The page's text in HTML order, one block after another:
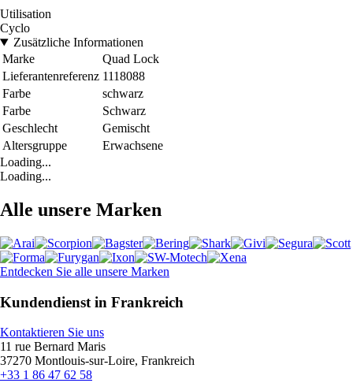
Utilisation
Cyclo
Zusätzliche Informationen
Marke
Quad Lock
Lieferantenreferenz 1118088
Farbe
schwarz
Farbe
Schwarz
Geschlecht
Gemischt
Altersgruppe
Erwachsene
Loading...
Loading...
Alle unsere Marken
Entdecken Sie alle unsere Marken
Kundendienst in Frankreich
Kontaktieren Sie uns
11 rue Bernard Maris
37270 Montlouis-sur-Loire, Frankreich
+33 1 86 47 62 58